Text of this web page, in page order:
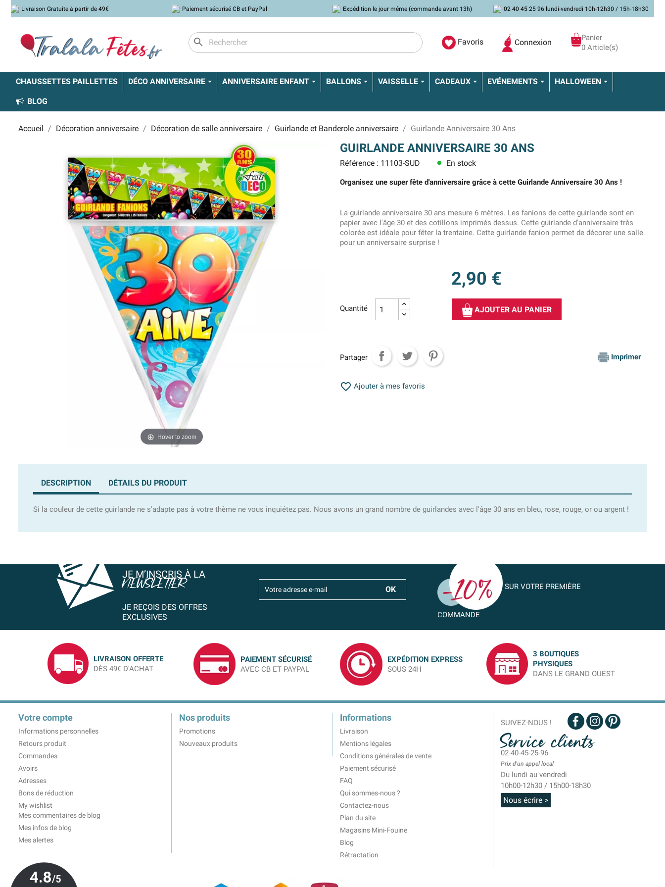
Livraison Gratuite à partir de 49€ Paiement sécurisé CB et PayPal Expédition le jour même (commande avant 13h) 02 40 45 25 96 lundi-vendredi 10h-12h30 / 15h-18h30
search Favoris Connexion
Panier
0 Article(s)
CHAUSSETTES PAILLETTES DÉCO ANNIVERSAIRE ANNIVERSAIRE ENFANT BALLONS VAISSELLE CADEAUX EVÉNEMENTS HALLOWEEN
BLOG
Accueil Décoration anniversaire Décoration de salle anniversaire Guirlande et Banderole anniversaire Guirlande Anniversaire 30 Ans
Hover to zoom
GUIRLANDE ANNIVERSAIRE 30 ANS
Référence : 11103-SUD lens En stock
Organisez une super fête d'anniversaire grâce à cette Guirlande Anniversaire 30 Ans !
La guirlande anniversaire 30 ans mesure 6 mètres. Les fanions de cette guirlande sont en
papier avec l'âge 30 et des cotillons imprimés dessus. Cette guirlande d'anniversaire très
colorée est idéale pour fêter la trentaine. Cette guirlande fanion permet de décorer une salle
pour un anniversaire surprise !
2,90 €
Quantité AJOUTER AU PANIER
Partager Imprimer
 Ajouter à mes favoris
DESCRIPTION DÉTAILS DU PRODUIT
Si la couleur de cette guirlande ne s'adapte pas à votre thème ne vous inquiétez pas. Nous avons un grand nombre de guirlandes avec l'âge 30 ans en bleu, rose, rouge, or ou argent !
JE M’INSCRIS À LA
NEWSLETTER
JE REÇOIS DES OFFRES
EXCLUSIVES
SUR VOTRE PREMIÈRE
COMMANDE
LIVRAISON OFFERTE
DÈS 49€ D'ACHAT
PAIEMENT SÉCURISÉ
AVEC CB ET PAYPAL
EXPÉDITION EXPRESS
SOUS 24H
3 BOUTIQUES
PHYSIQUES
DANS LE GRAND OUEST
Votre compte
Informations personnelles
Retours produit
Commandes
Avoirs
Adresses
Bons de réduction
My wishlist
Mes commentaires de blog
Mes infos de blog
Mes alertes
Nos produits
Promotions
Nouveaux produits
Informations
Livraison
Mentions légales
Conditions générales de vente
Paiement sécurisé
FAQ
Qui sommes-nous ?
Contactez-nous
Plan du site
Magasins Mini-Fouine
Blog
Rétractation
SUIVEZ-NOUS !
Service clients
02-40-45-25-96
Prix d'un appel local
Du lundi au vendredi
10h00-12h30 / 15h00-18h30
Nous écrire >